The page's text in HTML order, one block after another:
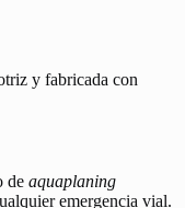
y fabricada con
de aquaplaning
emergencia vial.